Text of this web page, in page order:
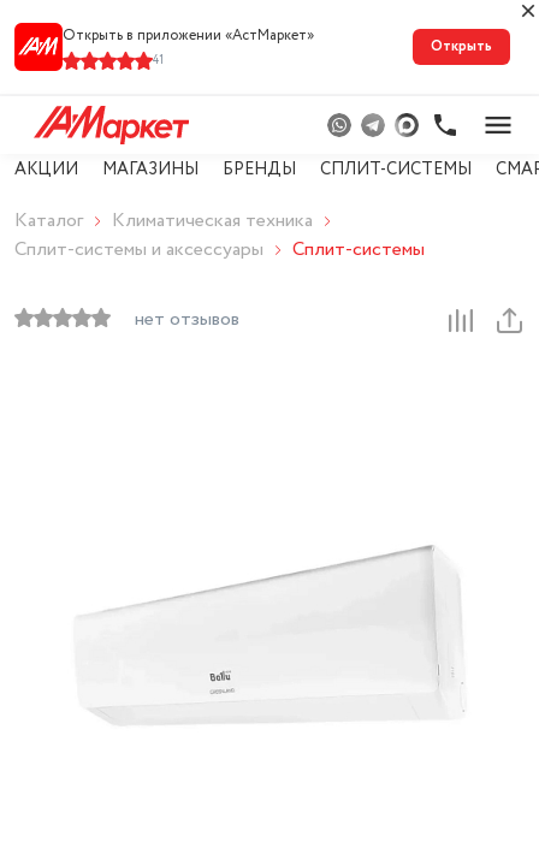
Открыть в приложении «АстМарке‪т‬»
41
Открыть
АКЦИИ МАГАЗИНЫ БРЕНДЫ СПЛИТ-СИСТЕМЫ
Каталог
Климатическая техника
Сплит-системы и аксессуары
Сплит-системы
нет отзывов